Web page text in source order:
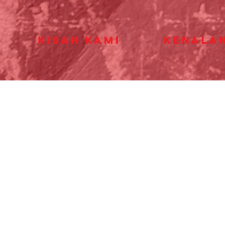
Kisah Kami Kenalan